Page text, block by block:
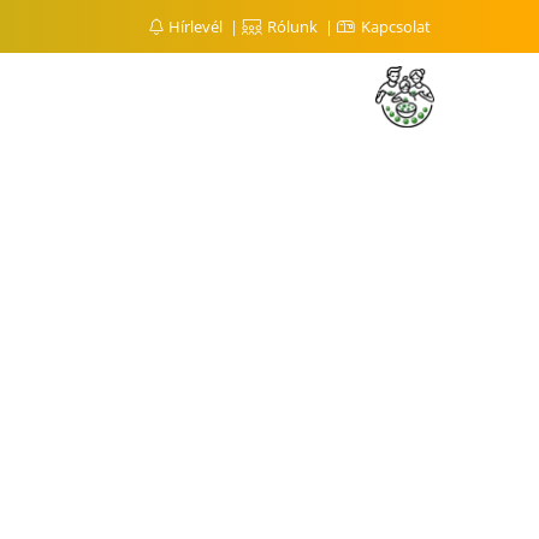
Hírlevél Rólunk Kapcsolat